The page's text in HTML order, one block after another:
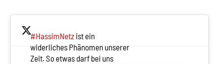
#HassimNetz ist ein
widerliches Phänomen unserer
Zeit. So etwas darf bei uns